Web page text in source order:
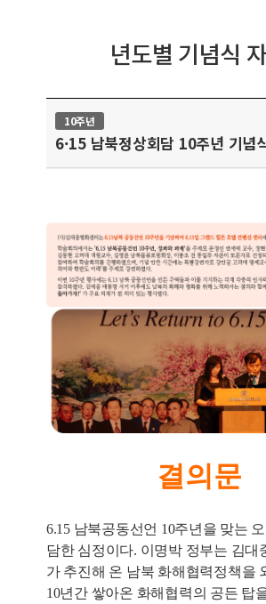
년도별 기념식
10주년
6·15 남북정상회담 10주년 기념
결의문
6.15 남북공동선언 10주년을 맞는
담한 심정이다. 이명박 정부는 김대
가 추진해 온 남북 화해협력정책을
10년간 쌓아온 화해협력의 공든 탑